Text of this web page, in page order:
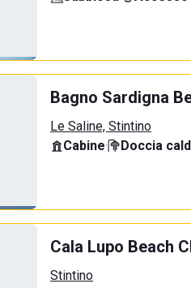
Bagno Sardigna
Le Saline, Stintino
Cabine· Doccia
Cala Lupo Beach
Stintino